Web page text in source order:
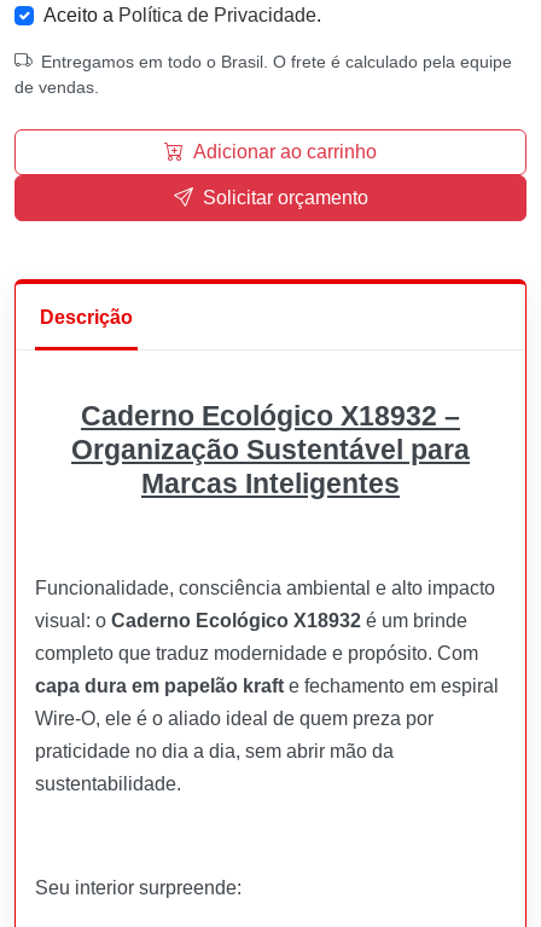
Aceito a Política de Privacidade.
Entregamos em todo o Brasil. O frete é calculado pela equipe
de vendas.
Adicionar ao carrinho
Solicitar orçamento
Descrição
Caderno Ecológico X18932 –
Organização Sustentável para
Marcas Inteligentes
Funcionalidade, consciência ambiental e alto impacto
visual: o Caderno Ecológico X18932 é um brinde
completo que traduz modernidade e propósito. Com
capa dura em papelão kraft e fechamento em espiral
Wire-O, ele é o aliado ideal de quem preza por
praticidade no dia a dia, sem abrir mão da
sustentabilidade.
Seu interior surpreende: